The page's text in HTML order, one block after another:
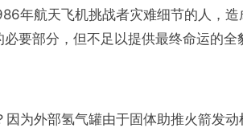
年航天飞机挑战者灾难细节的人，
要部分，但不足以提供最终命运的全
为外部氢气罐由于固体助推火箭发动